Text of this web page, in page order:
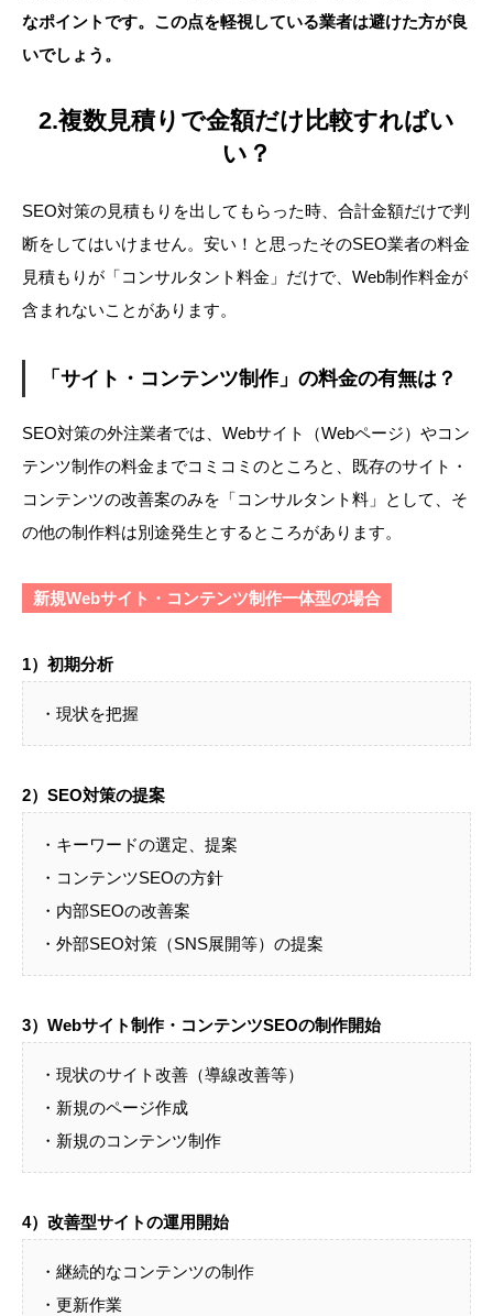
なポイントです。この点を軽視している業者は避けた方が良
いでしょう。
2.複数見積りで金額だけ比較すればい
い？
SEO対策の見積もりを出してもらった時、合計金額だけで判
断をしてはいけません。安い！と思ったそのSEO業者の料金
見積もりが「コンサルタント料金」だけで、Web制作料金が
含まれないことがあります。
「サイト・コンテンツ制作」の料金の有無は？
SEO対策の外注業者では、Webサイト（Webページ）やコン
テンツ制作の料金までコミコミのところと、既存のサイト・
コンテンツの改善案のみを「コンサルタント料」として、そ
の他の制作料は別途発生とするところがあります。
新規Webサイト・コンテンツ制作一体型の場合
1）初期分析
・現状を把握
2）SEO対策の提案
・キーワードの選定、提案
・コンテンツSEOの方針
・内部SEOの改善案
・外部SEO対策（SNS展開等）の提案
3）Webサイト制作・コンテンツSEOの制作開始
・現状のサイト改善（導線改善等）
・新規のページ作成
・新規のコンテンツ制作
4）改善型サイトの運用開始
・継続的なコンテンツの制作
・更新作業